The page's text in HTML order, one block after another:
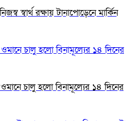
স্বার্থ রক্ষায় টানাপোড়েনে মার্কিন
চালু হলো বিনামূল্যের ১৪ দিনের